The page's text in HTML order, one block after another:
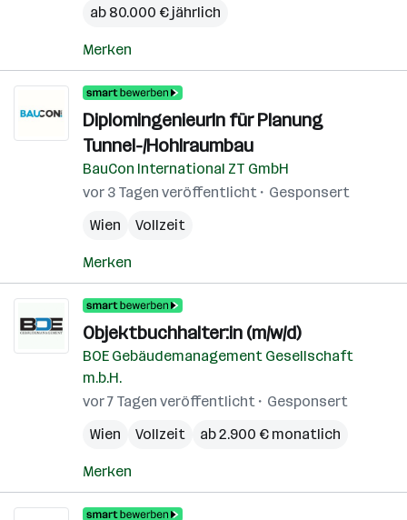
ab 80.000 € jährlich
Merken
DiplomingenieurIn für Planung
Tunnel-/Hohlraumbau
BauCon International ZT GmbH
vor 3 Tagen veröffentlicht
Gesponsert
Wien
Vollzeit
Merken
Objektbuchhalter:in (m/w/d)
BOE Gebäudemanagement Gesellschaft
m.b.H.
vor 7 Tagen veröffentlicht
Gesponsert
Wien
Vollzeit ab 2.900 € monatlich
Merken